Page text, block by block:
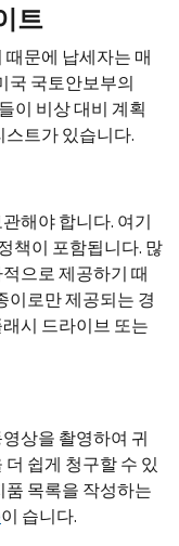
트
문에 납세자는 매
국 국토안보부의
이 비상 대비 계획
스트가 있습니다.
해야 합니다. 여기
책이 포함됩니다. 많
으로 제공하기 때
이로만 제공되는 경
시 드라이브 또는
상을 촬영하여 귀
쉽게 청구할 수 있
목록을 작성하는
이 습니다.